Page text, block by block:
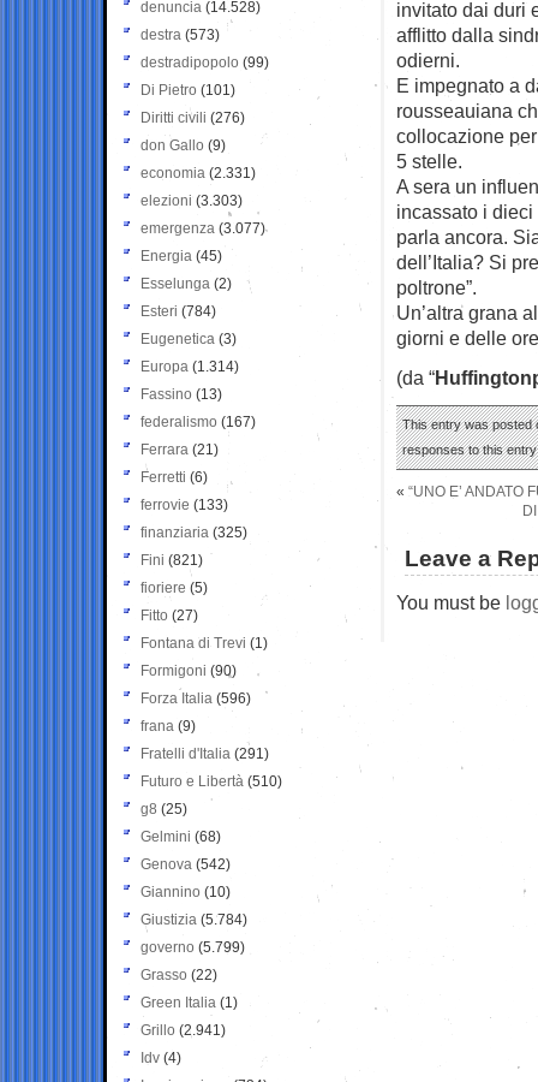
invitato dai duri
afflitto dalla
odierni.
E impegnato a
rousseauiana
collocazione
5 stelle.
A sera un
incassato i
parla ancora.
dell’Italia? Si
poltrone”.
Un’altra grana
giorni e delle
(da “
This entry was posted
responses to this
« “UNO E’ ANDATO
Leave a
You must be
denuncia (14.528)
destra (573)
destradipopolo (99)
Di Pietro (101)
Diritti civili (276)
don Gallo (9)
economia (2.331)
elezioni (3.303)
emergenza (3.077)
Energia (45)
Esselunga (2)
Esteri (784)
Eugenetica (3)
Europa (1.314)
Fassino (13)
federalismo (167)
Ferrara (21)
Ferretti (6)
ferrovie (133)
finanziaria (325)
Fini (821)
fioriere (5)
Fitto (27)
Fontana di Trevi (1)
Formigoni (90)
Forza Italia (596)
frana (9)
Fratelli d'Italia (291)
Futuro e Libertà (510)
g8 (25)
Gelmini (68)
Genova (542)
Giannino (10)
Giustizia (5.784)
governo (5.799)
Grasso (22)
Green Italia (1)
Grillo (2.941)
Idv (4)